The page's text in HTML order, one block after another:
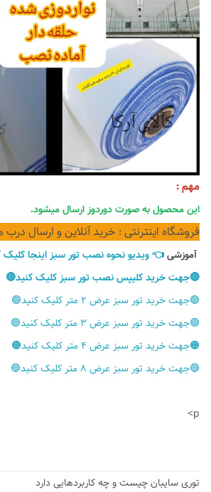
مهم :
این محصول به صورت دوردوز ارسال میشود.
فروشگاه اینترنتی : خرید آنلاین و ارسال درب
آموزشی👈 ویدیو نحوه نصب تور سبز اینجا
🔴جهت خرید کلیپس نصب تور سبز کلیک کنید🔴
🟢جهت خرید تور سبز عرض ۲ متر کلیک کنید🟢
🟣جهت خرید تور سبز عرض ۳ متر کلیک کنید🟣
🟠جهت خرید تور سبز عرض ۴ متر کلیک کنید🟠
🔵جهت خرید تور سبز عرض ۸ متر کلیک کنید🔵
p>
توری سایبان چیست و چه کاربردهایی دارد